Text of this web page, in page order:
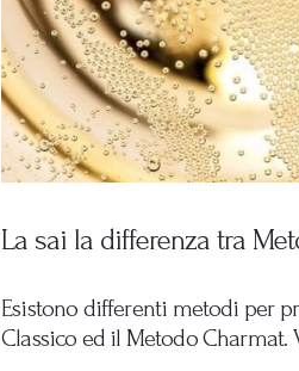
La sai la differenza tra
Esistono differenti metodi per
Classico ed il Metodo Charmat.